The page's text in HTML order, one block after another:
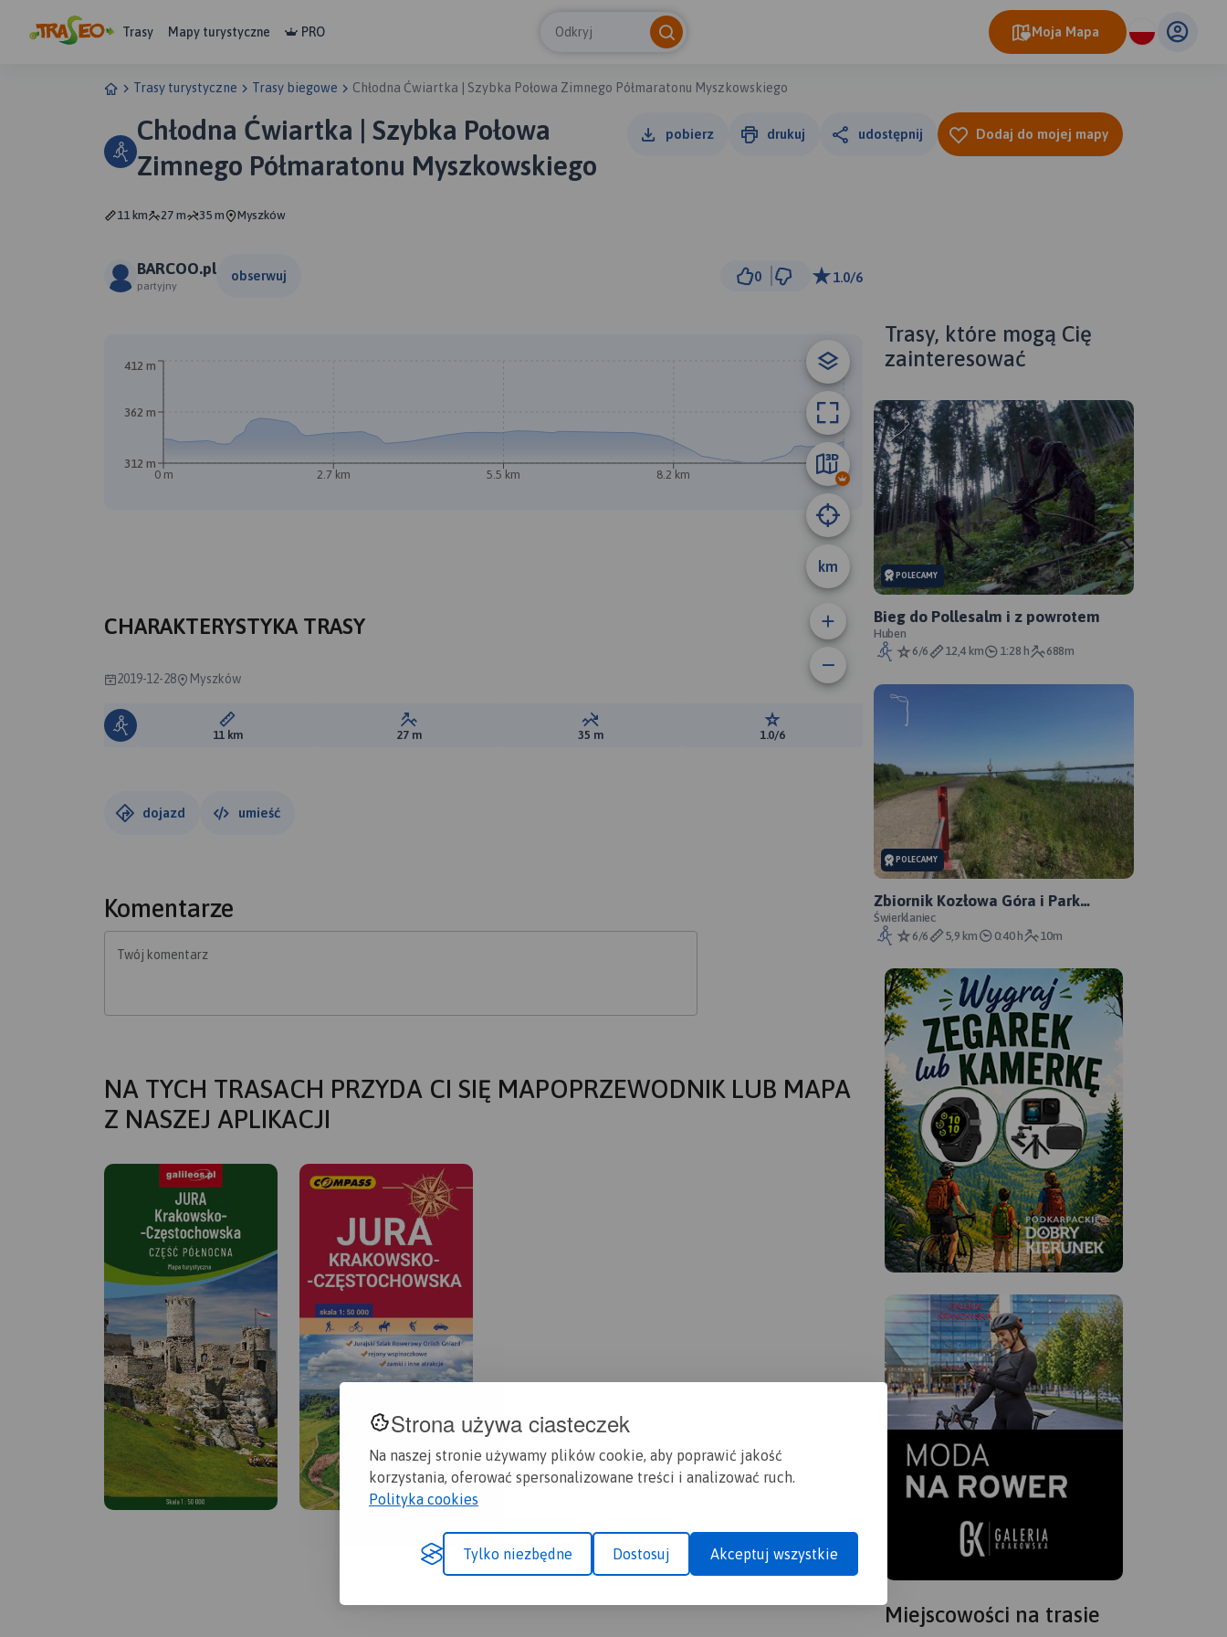
Strona używa ciasteczek
Na naszej stronie używamy plików cookie, aby poprawić jakość
korzystania, oferować spersonalizowane treści i analizować ruch.
Polityka cookies
Tylko niezbędne Dostosuj Akceptuj wszystkie
Trasy Mapy turystyczne PRO Odkryj Moja Mapa
Trasy turystyczne Trasy biegowe Chłodna Ćwiartka | Szybka Połowa Zimnego Półmaratonu Myszkowskiego
Chłodna Ćwiartka | Szybka Połowa
Zimnego Półmaratonu Myszkowskiego
pobierz drukuj udostępnij Dodaj do mojej mapy
11 km 27 m 35 m Myszków
BARCOO.pl
partyjny
obserwuj 0 1.0/6
1 km
km
0 m 2.7 km 5.5 km 8.2 km 11 km
312 m
362 m
412 m
CHARAKTERYSTYKA TRASY
2019-12-28 Myszków
Długość trasy:
11 km Suma przewyższeń:
27 m Suma spadków:
35 m Ocena trasy:
1.0/6
dojazd umieść
Komentarze
Twój komentarz
NA TYCH TRASACH PRZYDA CI SIĘ MAPOPRZEWODNIK LUB MAPA
Z NASZEJ APLIKACJI
Trasy, które mogą Cię
zainteresować
POLECAMY
Bieg do Pollesalm i z powrotem
Huben
6/6
12,4 km 1:28 h 688m
POLECAMY
Zbiornik Kozłowa Góra i Park
Świerklaniec
Świerklaniec
6/6
5,9 km 0:40 h 10m
Miejscowości na trasie